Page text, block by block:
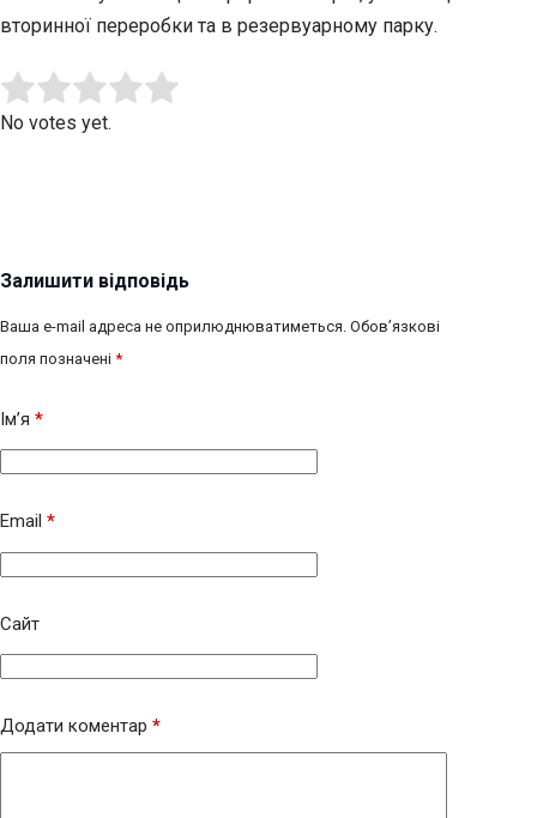
вторинної переробки та в резервуарному парку.
Rate this item:
No votes yet.
Залишити відповідь
Ваша e-mail адреса не оприлюднюватиметься. Обов’язкові
поля позначені *
Ім’я *
Email *
Сайт
Додати коментар *